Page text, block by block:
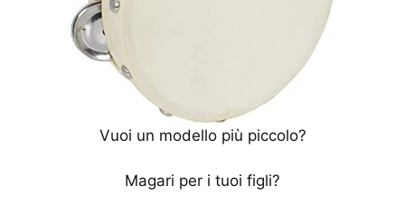
Vuoi un modello più piccolo?
Magari per i tuoi figli?